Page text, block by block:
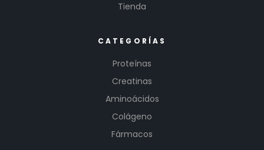
Tienda
CATEGORÍAS
Proteínas
Creatinas
Aminoácidos
Colágeno
Fármacos